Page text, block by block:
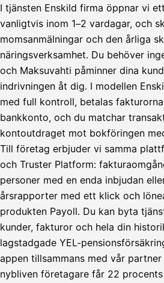
HetiPalkka
Ennen
Vahvista
I tjänsten Enskild firma öppnar vi
vanligtvis inom 1–2 vardagar, och
momsanmälningar och den årliga
näringsverksamhet. Du behöver
och Maksuvahti påminner dina
indrivningen åt dig. I modellen
med full kontroll, betalas
bankkonto, och du matchar
kontoutdraget mot bokföringen
Till företag erbjuder vi samma
och Truster Platform:
personer med en enda inbjudan
årsrapporter med ett klick och
produkten Payoll. Du kan byta
kunder, fakturor och hela din
lagstadgade YEL-
appen tillsammans med vår
nybliven företagare får 22